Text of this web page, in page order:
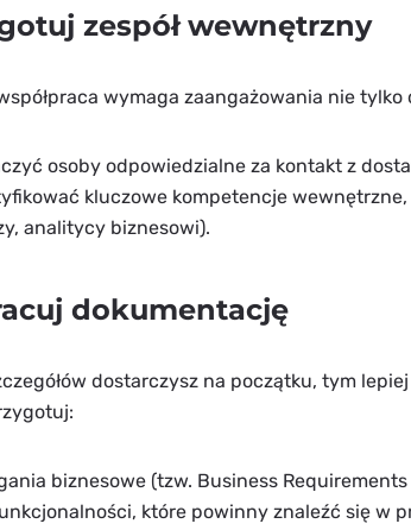
zespół wewnętrzny
wymaga zaangażowania nie tylko
osoby odpowiedzialne za kontakt z
kluczowe kompetencje
analitycy biznesowi).
dokumentację
dostarczysz na początku, tym
biznesowe (tzw. Business
które powinny znaleźć się w